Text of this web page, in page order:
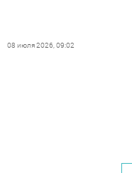
08 июля 2026, 09:02